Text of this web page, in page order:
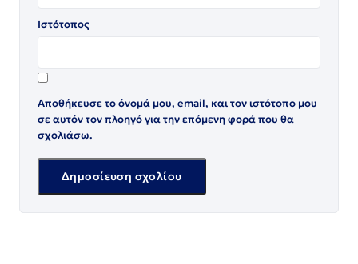
Ιστότοπος
Αποθήκευσε το όνομά μου, email, και τον ιστότοπο μου
σε αυτόν τον πλοηγό για την επόμενη φορά που θα
σχολιάσω.